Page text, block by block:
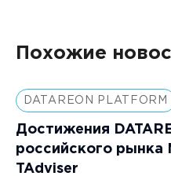
Похожие
DATAREON PLATFORM
Достижения
российского рынка
TAdviser